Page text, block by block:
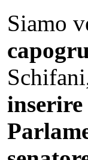
Siamo
inserire